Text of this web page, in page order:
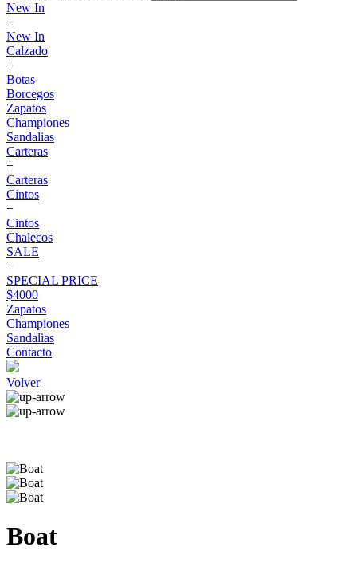
New In
+
New In
Calzado
+
Botas
Borcegos
Zapatos
Championes
Sandalias
Carteras
+
Carteras
Cintos
+
Cintos
Chalecos
SALE
+
SPECIAL PRICE
$4000
Zapatos
Championes
Sandalias
Contacto
Volver
Boat